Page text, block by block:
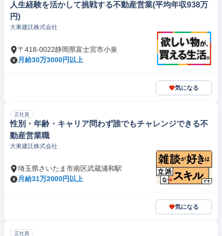
人生経験を活かして挑戦する不動産営業(平均年収938万
円)
大東建託株式会社
〒418-0022静岡県富士宮市小泉
月給30万3000円以上
気になる
正社員
性別・年齢・キャリア問わず誰でもチャレンジできる不
動産営業職
大東建託株式会社
埼玉県さいたま市南区武蔵浦和駅
月給31万2000円以上
気になる
正社員